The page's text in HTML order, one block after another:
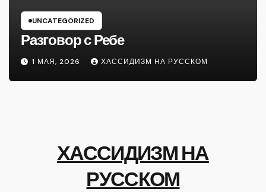
UNCATEGORIZED
Разговор с Ребе
1 МАЯ, 2026 ХАССИДИЗМ НА РУССКОМ
ХАССИДИЗМ НА
РУССКОМ